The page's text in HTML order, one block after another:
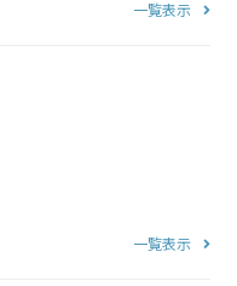
一覧表示
一覧表示